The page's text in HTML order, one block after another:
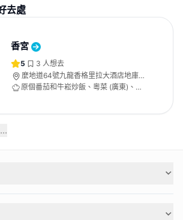
去處
香宮
5 3 人想去
麼地道64號九龍香格里拉大酒店地庫1
層
原個番茄和牛崧炒飯、粵菜 (廣東)、中